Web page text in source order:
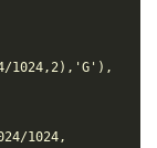
1024,2),'G'),
1024,